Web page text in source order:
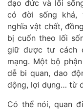
đạo đức và lối
có đời sống khá,
nghĩavật chất,
bị cuốn theo lối
giữ được tư cách
mạng. Một bộ
dễ bi quan, dao
động, lợi dụng… từ
Có thể nói, quan